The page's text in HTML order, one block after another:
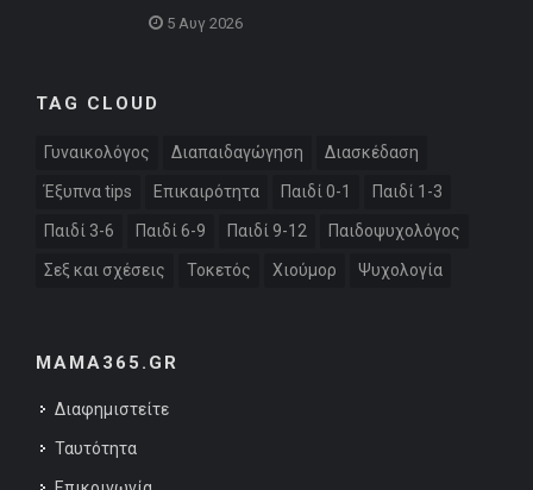
5 Αυγ 2026
TAG CLOUD
Γυναικολόγος Διαπαιδαγώγηση Διασκέδαση
Έξυπνα tips Επικαιρότητα Παιδί 0-1 Παιδί 1-3
Παιδί 3-6 Παιδί 6-9 Παιδί 9-12 Παιδοψυχολόγος
Σεξ και σχέσεις Τοκετός Χιούμορ Ψυχολογία
MAMA365.GR
Διαφημιστείτε
Ταυτότητα